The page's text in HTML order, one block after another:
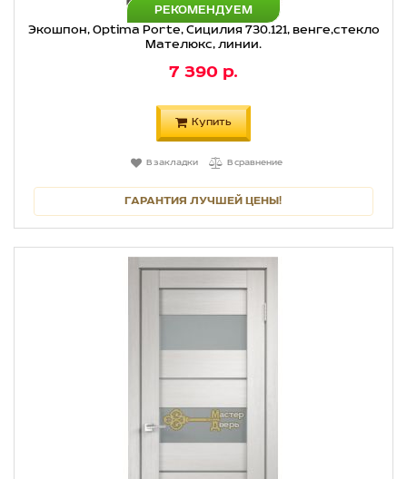
РЕКОМЕНДУЕМ
Экошпон, Optima Porte, Сицилия 730.121, венге,стекло
Мателюкс, линии.
7 390 р.
Купить
В закладки В сравнение
ГАРАНТИЯ ЛУЧШЕЙ ЦЕНЫ!